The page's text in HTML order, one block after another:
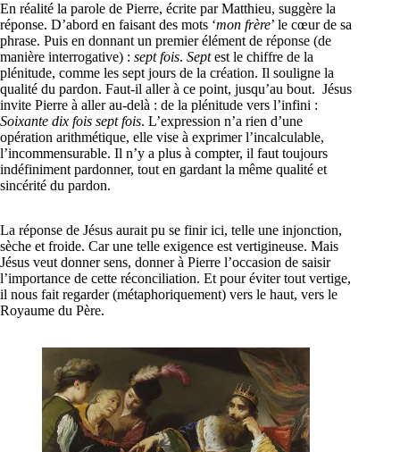
En réalité la parole de Pierre, écrite par Matthieu, suggère la
réponse. D’abord en faisant des mots ‘mon frère’ le cœur de sa
phrase. Puis en donnant un premier élément de réponse (de
manière interrogative) : sept fois. Septest le chiffre de la
plénitude, comme les sept jours de la création. Il souligne la
qualité du pardon. Faut-il aller à ce point, jusqu’au bout. Jésus
invite Pierre à aller au-delà : de la plénitude vers l’infini :
Soixante dix fois sept fois. L’expression n’a rien d’une
opération arithmétique, elle vise à exprimer l’incalculable,
l’incommensurable. Il n’y a plus à compter, il faut toujours
indéfiniment pardonner, tout en gardant la même qualité et
sincérité du pardon.
La réponse de Jésus aurait pu se finir ici, telle une injonction,
sèche et froide. Car une telle exigence est vertigineuse. Mais
Jésus veut donner sens, donner à Pierre l’occasion de saisir
l’importance de cette réconciliation. Et pour éviter tout vertige,
il nous fait regarder (métaphoriquement) vers le haut, vers le
Royaume du Père.